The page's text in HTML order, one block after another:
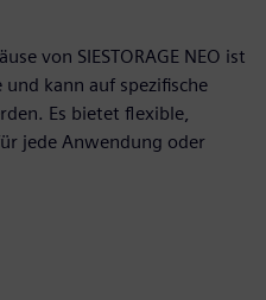
von SIESTORAGE NEO ist
kann auf spezifische
Es bietet flexible,
jede Anwendung oder